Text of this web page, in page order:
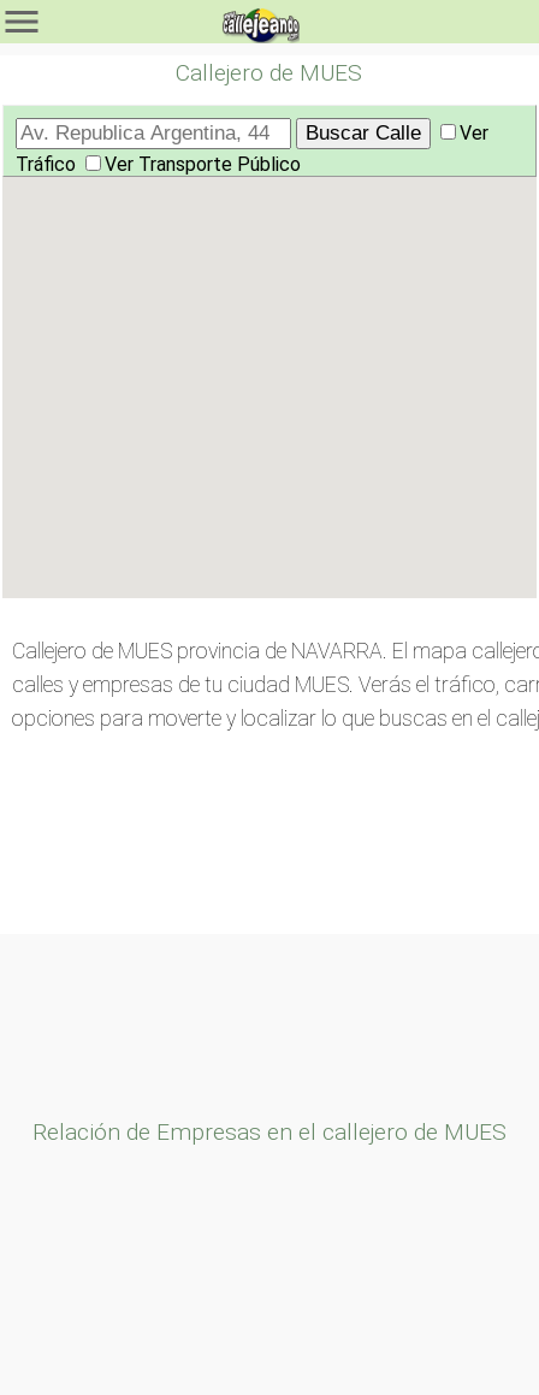
Callejero de MUES
Ver
Tráfico
Ver Transporte Público
Callejero de MUES provincia de NAVARRA. El mapa
calles y empresas de tu ciudad MUES. Verás el tráfico,
opciones para moverte y localizar lo que buscas en el
Relación de Empresas en el callejero de MUES